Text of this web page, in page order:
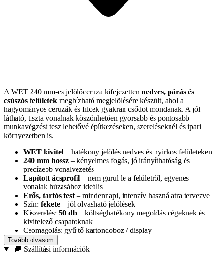
A WET 240 mm-es jelölőceruza kifejezetten nedves, párás és
csúszós felületek megbízható megjelölésére készült, ahol a
hagyományos ceruzák és filcek gyakran csődöt mondanak. A jól
látható, tiszta vonalnak köszönhetően gyorsabb és pontosabb
munkavégzést tesz lehetővé építkezéseken, szereléseknél és ipari
környezetben is.
WET kivitel – hatékony jelölés nedves és nyirkos felületeken
240 mm hossz – kényelmes fogás, jó irányíthatóság és
precízebb vonalvezetés
Lapított ácsprofil – nem gurul le a felületről, egyenes
vonalak húzásához ideális
Erős, tartós test – mindennapi, intenzív használatra tervezve
Szín: fekete – jól olvasható jelölések
Kiszerelés: 50 db – költséghatékony megoldás cégeknek és
kivitelező csapatoknak
Csomagolás: gyűjtő kartondoboz / display
Ajánlott felhasználás:beton, kő, tégla, nedves vagy impregnált fa,
Tovább olvasom
🚚 Szállítási információk